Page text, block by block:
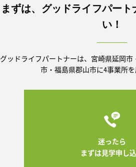
まずは、グッドライフパー
い！
グッドライフパートナーは、宮崎県延岡
市・福島県郡山市に4事業所
迷ったら
まずは見学申し